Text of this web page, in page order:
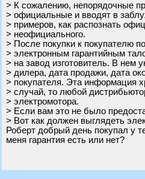
> К сожалению, непорядочные
> официальные и вводят в
> примеров, как распознать
> неофициального.
> После покупки к покупателю
> электронным гарантийным
> на завод изготовитель. В нем
> дилера, дата продажи, дата
> покупателя. Эта информация
> случай, то любой
> электромотора.
> Если вам это не было
> Вот как должен выглядеть
Роберт добрый день покупал у
меня гарантия есть или нет?